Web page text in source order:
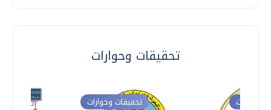
تحقيقات وحوارات
تحقيقات وحوارات وحوارات